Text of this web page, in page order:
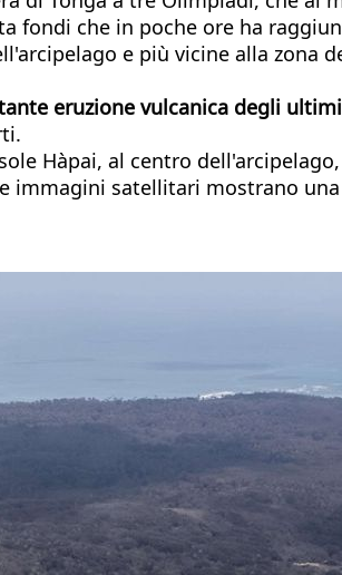
fondi che in poche ore ha
e più vicine alla zona
eruzione vulcanica degli
Hàpai, al centro
immagini satellitari mostrano